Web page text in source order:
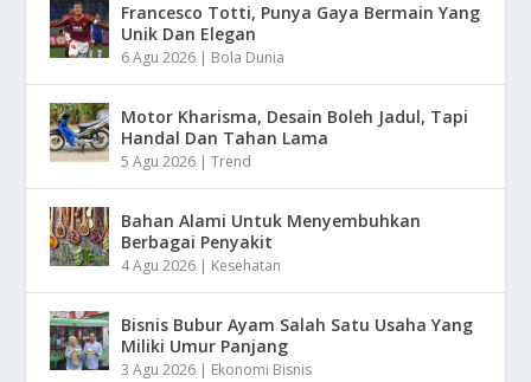
Francesco Totti, Punya Gaya Bermain Yang
Unik Dan Elegan
6 Agu 2026 | Bola Dunia
Motor Kharisma, Desain Boleh Jadul, Tapi
Handal Dan Tahan Lama
5 Agu 2026 |Trend
Bahan Alami Untuk Menyembuhkan
Berbagai Penyakit
4 Agu 2026 | Kesehatan
Bisnis Bubur Ayam Salah Satu Usaha Yang
Miliki Umur Panjang
3 Agu 2026 | Ekonomi Bisnis